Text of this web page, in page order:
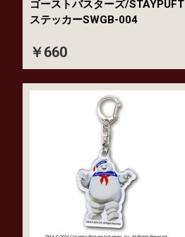
ゴーストバスターズ/STAYPUFT
ステッカーSWGB-004
￥660